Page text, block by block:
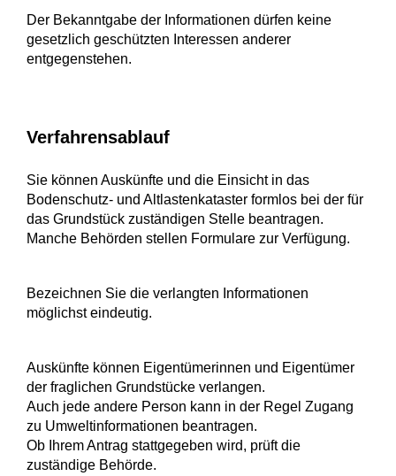
Der Bekanntgabe der Informationen dürfen keine
gesetzlich geschützten Interessen anderer
entgegenstehen.
Verfahrensablauf
Sie können Auskünfte und die Einsicht in das
Bodenschutz- und Altlastenkataster formlos bei der für
das Grundstück zuständigen Stelle beantragen.
Manche Behörden stellen Formulare zur Verfügung.
Bezeichnen Sie die verlangten Informationen
möglichst eindeutig.
Auskünfte können Eigentümerinnen und Eigentümer
der fraglichen Grundstücke verlangen.
Auch jede andere Person kann in der Regel Zugang
zu Umweltinformationen beantragen.
Ob Ihrem Antrag stattgegeben wird, prüft die
zuständige Behörde.